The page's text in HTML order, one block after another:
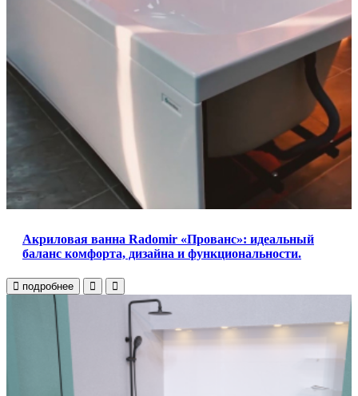
Акриловая ванна Radomir «Прованс»: идеальный
баланс комфорта, дизайна и функциональности.
подробнее